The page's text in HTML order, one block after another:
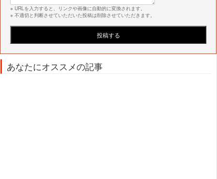
※ URLを入力すると、リンクや画像に自動的に変換されます。
※ 不適切と判断させていただいた投稿は削除させていただきます。
あなたにオススメの記事